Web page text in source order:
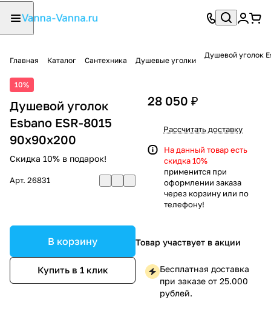
Главная Каталог Сантехника Душевые уголки
Душевой уголок
10%
Душевой уголок
Esbano ESR-8015
90x90x200
Скидка 10% в подарок!
Арт. 26831
В корзину
Купить в 1 клик
28 050 ₽
Рассчитать доставку
На данный товар есть
скидка 10%
применится при
оформлении заказа
через корзину или по
телефону!
Товар участвует в акции
Бесплатная доставка
при заказе от 25.000
рублей.